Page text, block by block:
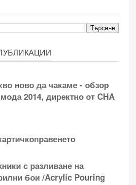
ново да чакаме - обзор
2014, директно от CHA
с разливане на
бои /Acrylic Pouring